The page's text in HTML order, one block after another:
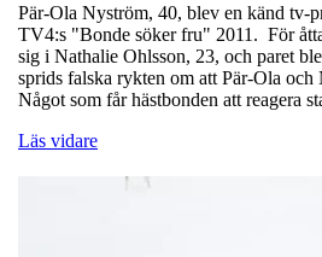
Pär-Ola Nyström, 40, blev en känd tv-
TV4:s "Bonde söker fru" 2011. För
sig i Nathalie Ohlsson, 23, och paret
sprids falska rykten om att Pär-Ola och
Något som får hästbonden att reagera
Läs vidare